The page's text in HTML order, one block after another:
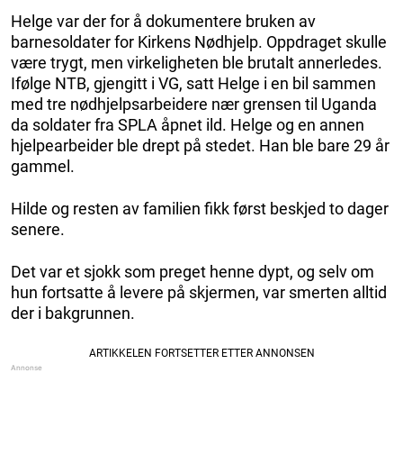
Helge var der for å dokumentere bruken av
barnesoldater for Kirkens Nødhjelp. Oppdraget skulle
være trygt, men virkeligheten ble brutalt annerledes.
Ifølge NTB, gjengitt i VG, satt Helge i en bil sammen
med tre nødhjelpsarbeidere nær grensen til Uganda
da soldater fra SPLA åpnet ild. Helge og en annen
hjelpearbeider ble drept på stedet. Han ble bare 29 år
gammel.
Hilde og resten av familien fikk først beskjed to dager
senere.
Det var et sjokk som preget henne dypt, og selv om
hun fortsatte å levere på skjermen, var smerten alltid
der i bakgrunnen.